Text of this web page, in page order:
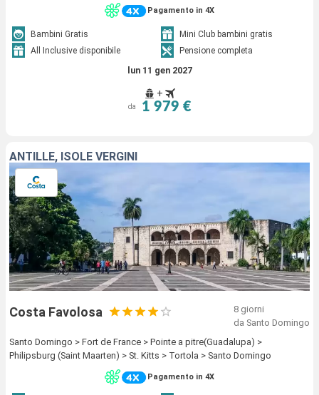
Pagamento in 4X
Bambini Gratis
Mini Club bambini gratis
All Inclusive disponibile
Pensione completa
lun 11 gen 2027
+
da 1 979 €
ANTILLE, ISOLE VERGINI
Costa Favolosa
8 giorni
da Santo Domingo
Santo Domingo > Fort de France > Pointe a pitre(Guadalupa) >
Philipsburg (Saint Maarten) > St. Kitts > Tortola > Santo Domingo
Pagamento in 4X